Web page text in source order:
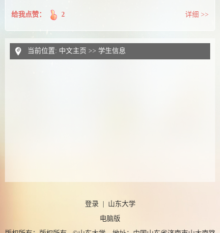
给我点赞： 2 详细 >>
当前位置: 中文主页 >> 学生信息
登录| 山东大学
电脑版